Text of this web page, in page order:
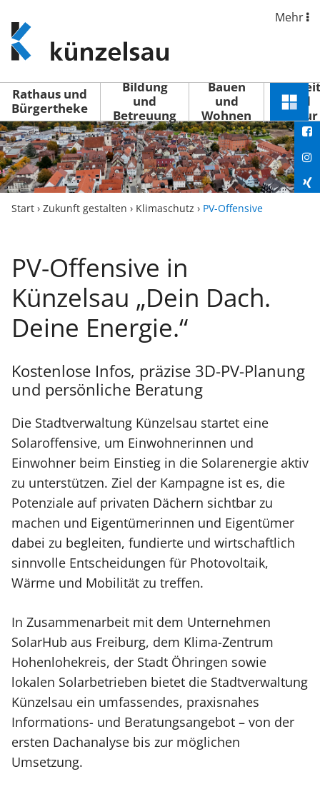
www.kuenzelsau.de
(zur
Startseite)
Mehr
Rathaus und
Bürgertheke
Bildung
und
Betreuung
Bauen
und
Wohnen
Freizeit
und
Kultur
Menü
Start › Zukunft gestalten › Klimaschutz › PV-Offensive
PV-Offensive in
Künzelsau „Dein Dach.
Deine Energie.“
Kostenlose Infos, präzise 3D-PV-Planung
und persönliche Beratung
Die Stadtverwaltung Künzelsau startet eine
Solaroffensive, um Einwohnerinnen und
Einwohner beim Einstieg in die Solarenergie aktiv
zu unterstützen. Ziel der Kampagne ist es, die
Potenziale auf privaten Dächern sichtbar zu
machen und Eigentümerinnen und Eigentümer
dabei zu begleiten, fundierte und wirtschaftlich
sinnvolle Entscheidungen für Photovoltaik,
Wärme und Mobilität zu treffen.
In Zusammenarbeit mit dem Unternehmen
SolarHub aus Freiburg, dem Klima-Zentrum
Hohenlohekreis, der Stadt Öhringen sowie
lokalen Solarbetrieben bietet die Stadtverwaltung
Künzelsau ein umfassendes, praxisnahes
Informations- und Beratungsangebot – von der
ersten Dachanalyse bis zur möglichen
Umsetzung.